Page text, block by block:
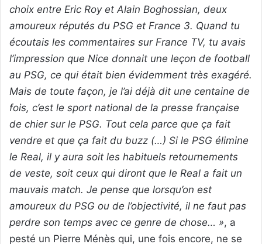
choix entre Eric Roy et Alain Boghossian, deux
amoureux réputés du PSG et France 3. Quand tu
écoutais les commentaires sur France TV, tu avais
l’impression que Nice donnait une leçon de football
au PSG, ce qui était bien évidemment très exagéré.
Mais de toute façon, je l’ai déjà dit une centaine de
fois, c’est le sport national de la presse française
de chier sur le PSG. Tout cela parce que ça fait
vendre et que ça fait du buzz (…) Si le PSG élimine
le Real, il y aura soit les habituels retournements
de veste, soit ceux qui diront que le Real a fait un
mauvais match. Je pense que lorsqu’on est
amoureux du PSG ou de l’objectivité, il ne faut pas
perdre son temps avec ce genre de chose… », a
pesté un Pierre Ménès qui, une fois encore, ne se